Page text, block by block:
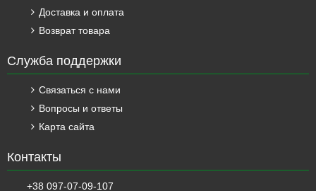
Доставка и оплата
Возврат товара
Служба поддержки
Связаться с нами
Вопросы и ответы
Карта сайта
Контакты
+38 097-07-09-107